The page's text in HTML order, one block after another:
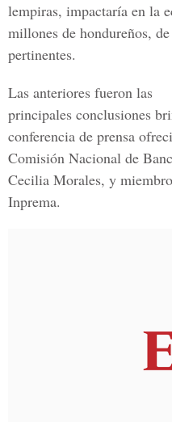
lempiras, impactaría en la
millones de hondureños,
pertinentes.
Las anteriores fueron las
principales conclusiones
conferencia de prensa
Comisión Nacional de
Cecilia Morales, y
Inprema.